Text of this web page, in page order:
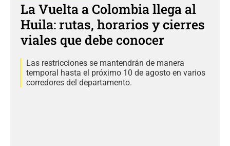
La Vuelta a Colombia llega al
Huila: rutas, horarios y cierres
viales que debe conocer
Las restricciones se mantendrán de manera
temporal hasta el próximo 10 de agosto en varios
corredores del departamento.